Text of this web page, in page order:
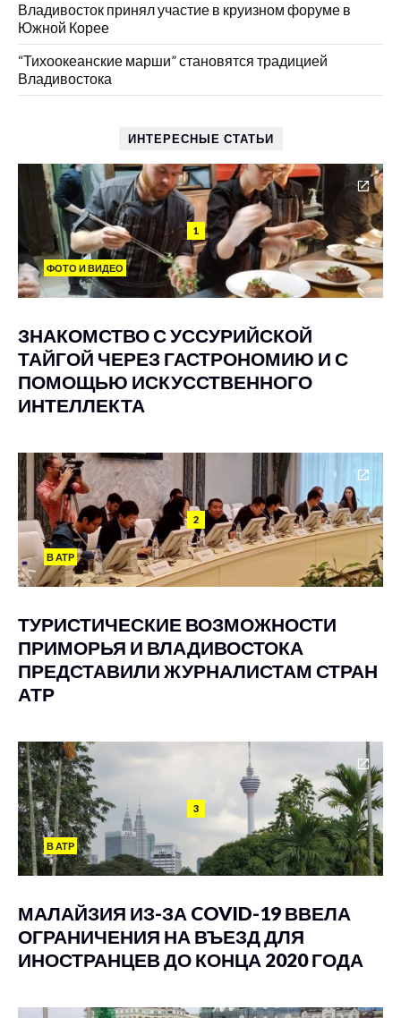
Владивосток принял участие в круизном форуме в
Южной Корее
“Тихоокеанские марши” становятся традицией
Владивостока
ИНТЕРЕСНЫЕ СТАТЬИ
1
ФОТО И ВИДЕО
ЗНАКОМСТВО С УССУРИЙСКОЙ
ТАЙГОЙ ЧЕРЕЗ ГАСТРОНОМИЮ И С
ПОМОЩЬЮ ИСКУССТВЕННОГО
ИНТЕЛЛЕКТА
2
В АТР
ТУРИСТИЧЕСКИЕ ВОЗМОЖНОСТИ
ПРИМОРЬЯ И ВЛАДИВОСТОКА
ПРЕДСТАВИЛИ ЖУРНАЛИСТАМ СТРАН
АТР
3
В АТР
МАЛАЙЗИЯ ИЗ-ЗА COVID-19 ВВЕЛА
ОГРАНИЧЕНИЯ НА ВЪЕЗД ДЛЯ
ИНОСТРАНЦЕВ ДО КОНЦА 2020 ГОДА